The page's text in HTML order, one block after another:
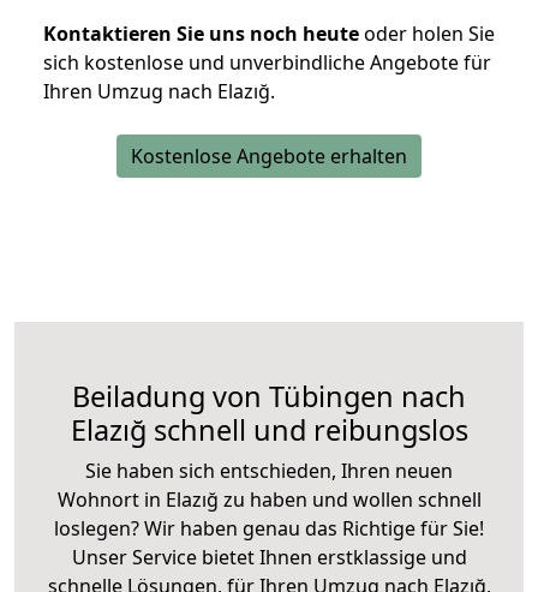
Kontaktieren Sie uns noch heuteoder holen Sie
sich kostenlose und unverbindliche Angebote für
Ihren Umzug nach Elazığ.
Kostenlose Angebote erhalten
Beiladung von Tübingen nach
Elazığ schnell und reibungslos
Sie haben sich entschieden, Ihren neuen
Wohnort in Elazığ zu haben und wollen schnell
loslegen? Wir haben genau das Richtige für Sie!
Unser Service bietet Ihnen erstklassige und
schnelle Lösungen, für Ihren Umzug nach Elazığ,